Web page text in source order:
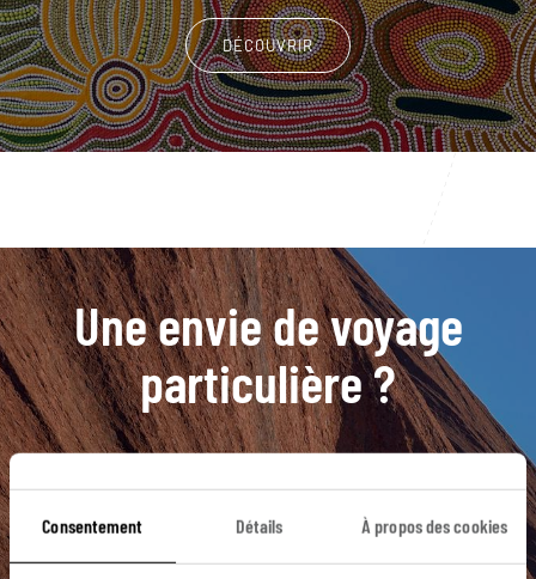
Consentement Détails À propos des cookies
DÉCOUVRIR
Une envie de voyage
particulière ?
Circular Quay Daintree Bell Gorge
Broome Cable Beach Emma Gorge